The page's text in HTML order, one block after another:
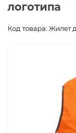
логотипа
Код товара: Жилет